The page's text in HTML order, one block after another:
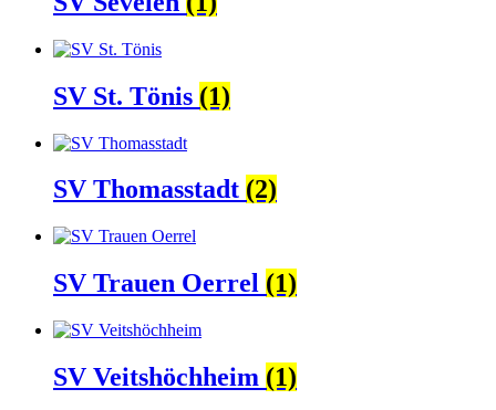
SV St. Tönis (1)
SV Thomasstadt (2)
SV Trauen Oerrel (1)
SV Veitshöchheim (1)